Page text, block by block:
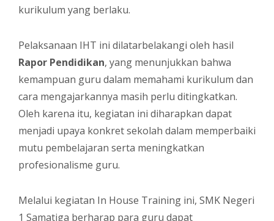
kurikulum yang berlaku.
Pelaksanaan IHT ini dilatarbelakangi oleh hasil
Rapor Pendidikan, yang menunjukkan bahwa
kemampuan guru dalam memahami kurikulum dan
cara mengajarkannya masih perlu ditingkatkan.
Oleh karena itu, kegiatan ini diharapkan dapat
menjadi upaya konkret sekolah dalam memperbaiki
mutu pembelajaran serta meningkatkan
profesionalisme guru.
Melalui kegiatan In House Training ini, SMK Negeri
1 Samatiga berharap para guru dapat